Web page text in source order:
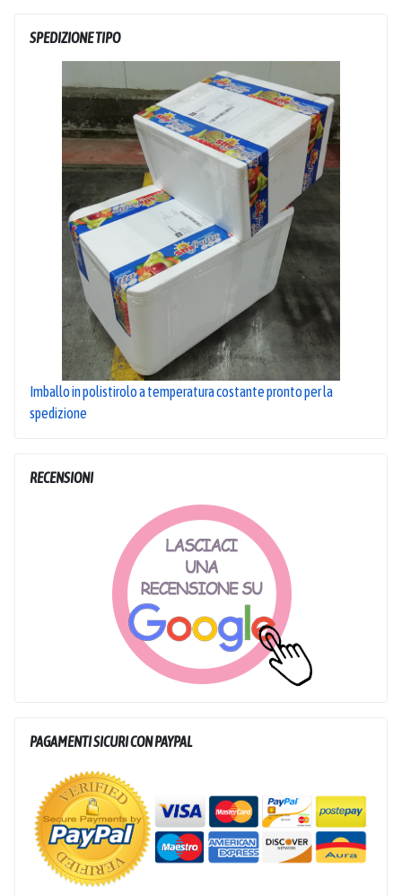
SPEDIZIONE TIPO
Imballo in polistirolo a temperatura costante pronto per la
spedizione
RECENSIONI
PAGAMENTI SICURI CON PAYPAL